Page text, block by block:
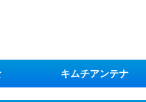
キムチアンテナ